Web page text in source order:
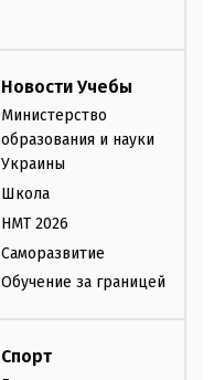
Новости Учебы
Министерство
образования и науки
Украины
Школа
НМТ 2026
Саморазвитие
Обучение за границей
Спорт